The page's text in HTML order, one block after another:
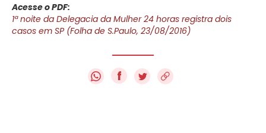
Acesse o PDF:
1ª noite da Delegacia da Mulher 24 horas registra dois
casos em SP (Folha de S.Paulo, 23/08/2016)
f